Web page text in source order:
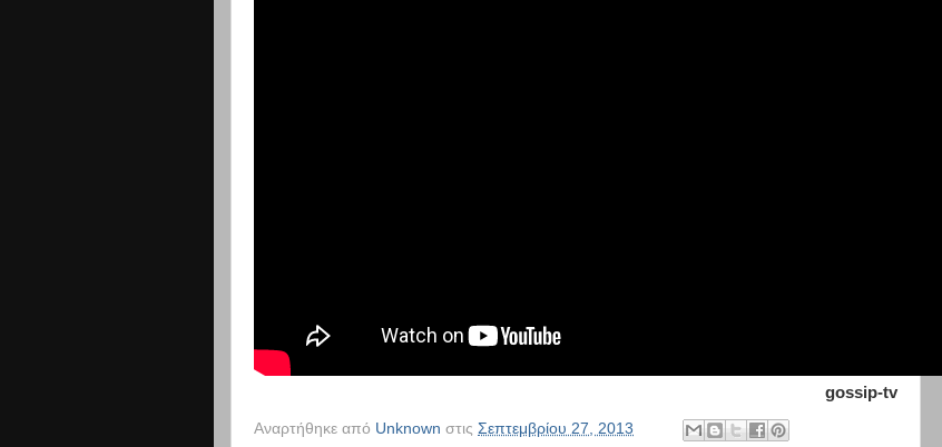
gossip-tv
Αναρτήθηκε από Unknown στις Σεπτεμβρίου 27, 2013